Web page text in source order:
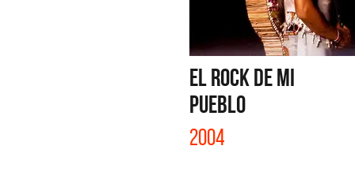
EL ROCK DE MI
PUEBLO
2004